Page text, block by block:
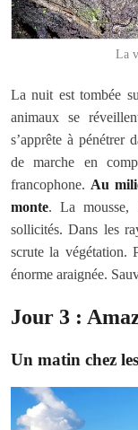
La
La nuit est tombée
animaux se
s’apprête à pénétrer
de marche en
francophone. Au
monte. La mousse,
sollicités. Dans les
scrute la végétation.
énorme araignée.
Jour 3 :
Un matin chez